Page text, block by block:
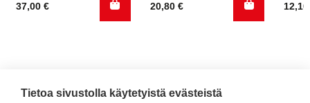
37,00 € 20,80 €
Tietoa sivustolla käytetyistä evästeistä